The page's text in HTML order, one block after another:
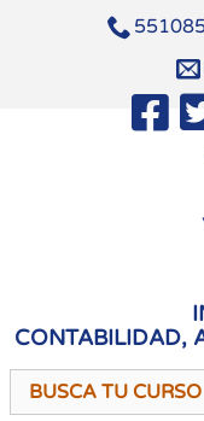
CONTABILIDAD,